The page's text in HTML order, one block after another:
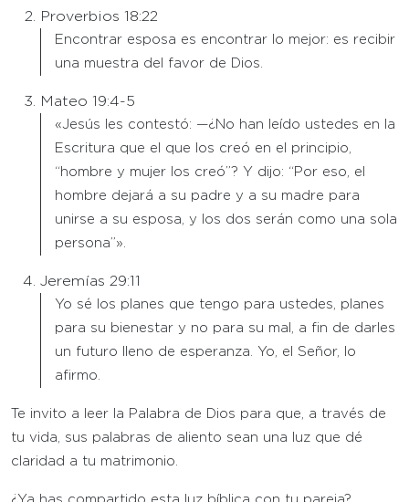
Proverbios 18:22
Encontrar esposa es encontrar lo mejor: es recibir
una muestra del favor de Dios.
Mateo 19:4-5
«Jesús les contestó: —¿No han leído ustedes en la
Escritura que el que los creó en el principio,
“hombre y mujer los creó”? Y dijo: “Por eso, el
hombre dejará a su padre y a su madre para
unirse a su esposa, y los dos serán como una sola
persona”».
Jeremías 29:11
Yo sé los planes que tengo para ustedes, planes
para su bienestar y no para su mal, a fin de darles
un futuro lleno de esperanza. Yo, el Señor, lo
afirmo.
Te invito a leer la Palabra de Dios para que, a través de
tu vida, sus palabras de aliento sean una luz que dé
claridad a tu matrimonio.